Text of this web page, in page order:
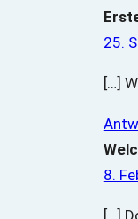
25.
[…]
8.